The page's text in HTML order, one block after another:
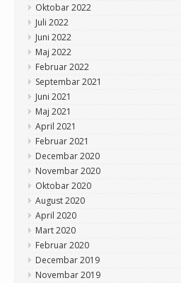
Oktobar 2022
Juli 2022
Juni 2022
Maj 2022
Februar 2022
Septembar 2021
Juni 2021
Maj 2021
April 2021
Februar 2021
Decembar 2020
Novembar 2020
Oktobar 2020
August 2020
April 2020
Mart 2020
Februar 2020
Decembar 2019
Novembar 2019